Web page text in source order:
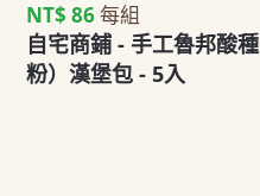
NT$ 86每組
自宅商鋪 - 手工魯邦酸
粉）漢堡包 - 5入